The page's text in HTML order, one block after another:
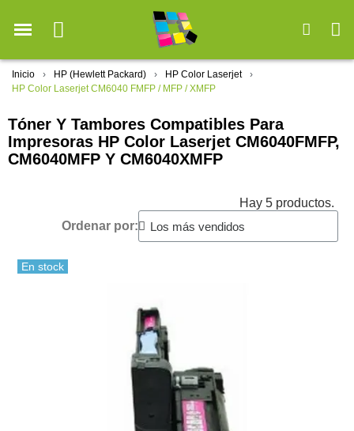
Inicio HP (Hewlett Packard)
HP Color Laserjet
HP Color Laserjet CM6040 FMFP / MFP / XMFP
Tóner Y Tambores Compatibles Para
Impresoras HP Color Laserjet CM6040FMFP,
CM6040MFP Y CM6040XMFP
Hay 5 productos.
Ordenar por:
En stock